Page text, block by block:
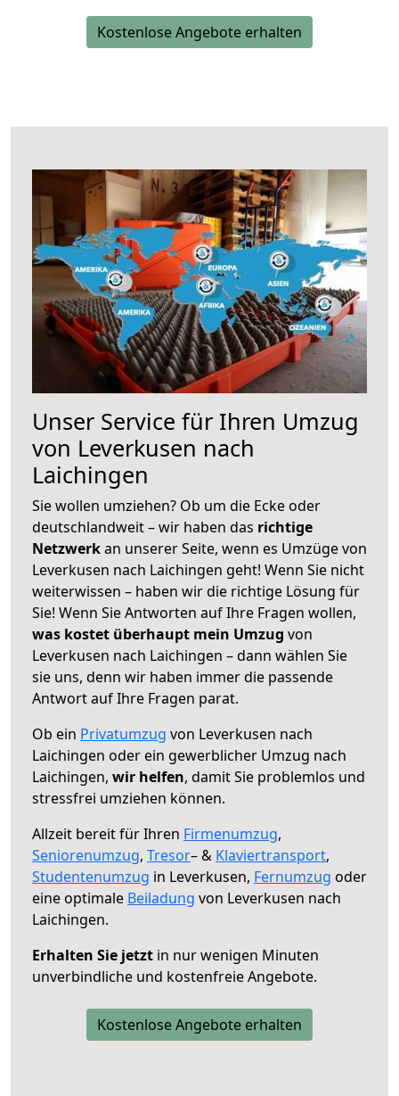
Kostenlose Angebote erhalten
Unser Service für Ihren Umzug
von Leverkusen nach
Laichingen
Sie wollen umziehen? Ob um die Ecke oder
deutschlandweit – wir haben das richtige
Netzwerkan unserer Seite, wenn es Umzüge von
Leverkusen nach Laichingen geht! Wenn Sie nicht
weiterwissen – haben wir die richtige Lösung für
Sie! Wenn Sie Antworten auf Ihre Fragen wollen,
was kostet überhaupt mein Umzug von
Leverkusen nach Laichingen – dann wählen Sie
sie uns, denn wir haben immer die passende
Antwort auf Ihre Fragen parat.
Ob ein Privatumzug von Leverkusen nach
Laichingen oder ein gewerblicher Umzug nach
Laichingen, wir helfen, damit Sie problemlos und
stressfrei umziehen können.
Allzeit bereit für Ihren Firmenumzug,
Seniorenumzug, Tresor– & Klaviertransport,
Studentenumzug in Leverkusen, Fernumzug oder
eine optimale Beiladung von Leverkusen nach
Laichingen.
Erhalten Sie jetzt in nur wenigen Minuten
unverbindliche und kostenfreie Angebote.
Kostenlose Angebote erhalten